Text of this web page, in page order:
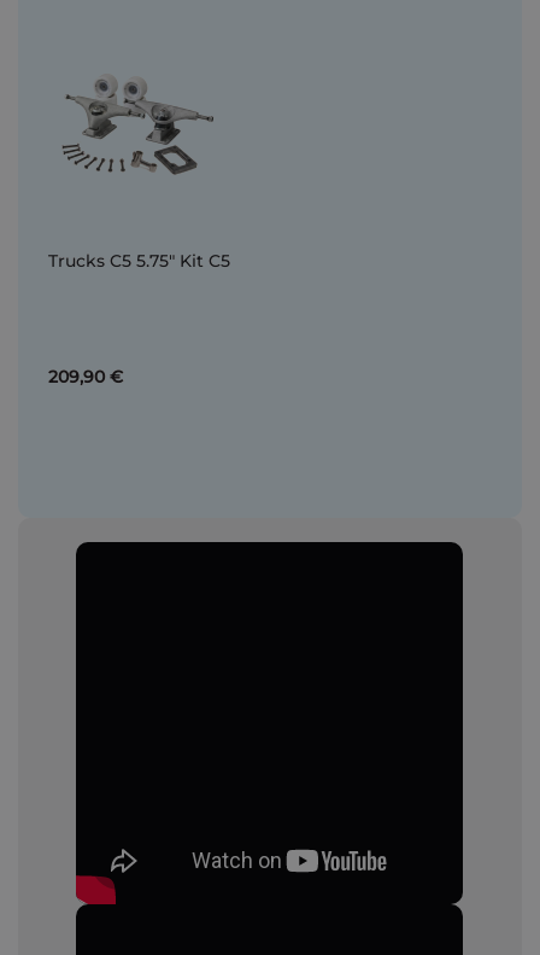
Trucks C5 5.75" Kit C5
209,90 €